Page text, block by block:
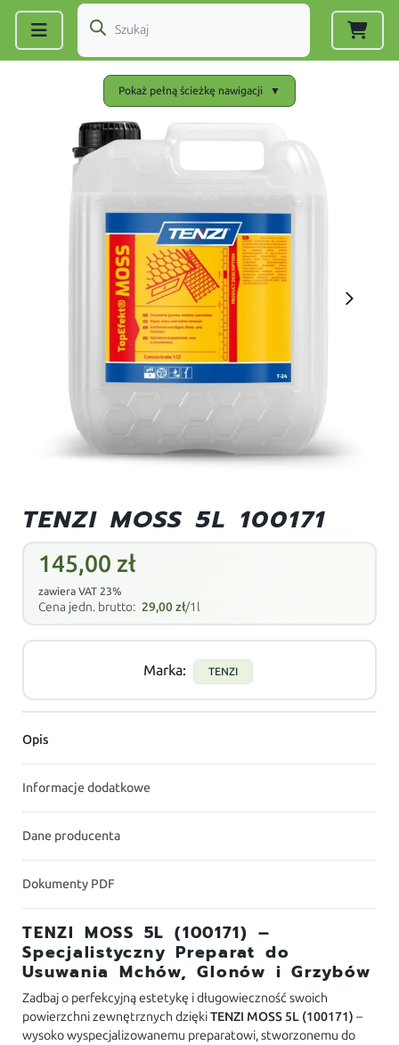
Pokaż pełną ścieżkę nawigacji ▼
TENZI MOSS 5L 100171
145,00 zł
zawiera VAT 23%
Cena jedn. brutto: 29,00zł/1l
Marka: TENZI
Opis
Informacje dodatkowe
Dane producenta
Dokumenty PDF
TENZI MOSS 5L (100171) –
Specjalistyczny Preparat do
Usuwania Mchów, Glonów i Grzybów
Zadbaj o perfekcyjną estetykę i długowieczność swoich
powierzchni zewnętrznych dziękiTENZI MOSS 5L (100171) –
wysoko wyspecjalizowanemu preparatowi, stworzonemu do